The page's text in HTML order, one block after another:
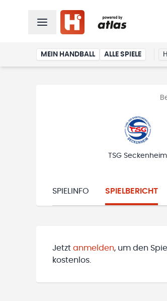
MEIN HANDBALL ALLE SPIELE
TSG Seckenheim
SPIELINFO SPIELBERICHT
Jetzt anmelden, um den
kostenlos.